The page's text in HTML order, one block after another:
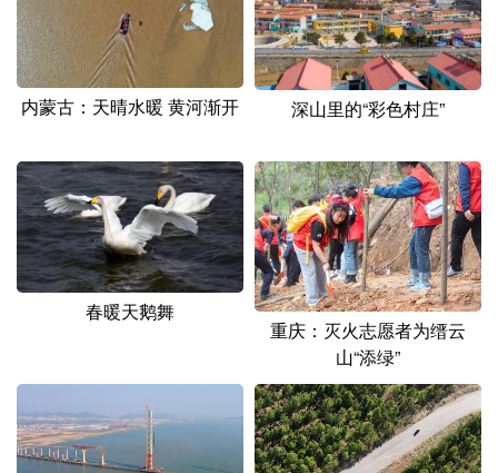
内蒙古：天晴水暖 黄河渐开 深山里的“彩色村庄”
春暖天鹅舞
重庆：灭火志愿者为缙云
山“添绿”